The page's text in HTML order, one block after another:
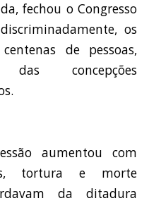
fechou o Congresso
os
de pessoas,
das concepções
aumentou com
tortura e morte
da ditadura